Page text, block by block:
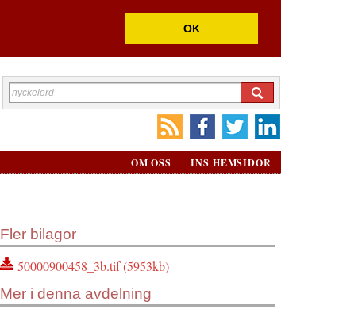
OK
INS HEMSIDOR
OM OSS
Fler bilagor
50000900458_3b.tif (5953kb)
Mer i denna avdelning